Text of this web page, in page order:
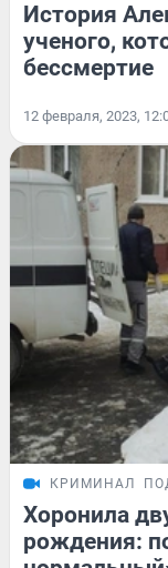
История
ученого,
бессмертие
12 февраля, 2023,
КРИМИНАЛ
Хоронила
рождения: